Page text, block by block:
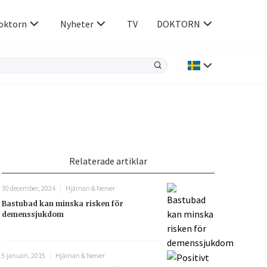
Rökavvänjning
Rörelseapparaten
Sex & Samliv
Sömn & Stress
Nyheter TV DOKTORN
Relaterade artiklar
30 december, 2024
Hjärnan & Nerver
Bastubad kan minska risken för
demenssjukdom
5 januari, 2015
Hjärnan & Nerver